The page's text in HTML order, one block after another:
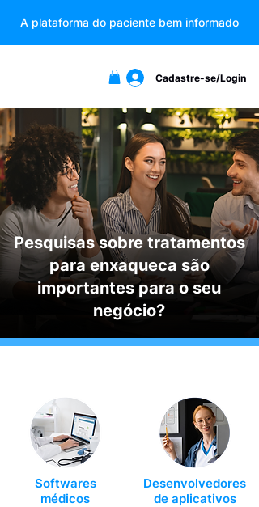
A plataforma do paciente bem informado
Cadastre-se/Login
Pesquisas sobre tratamentos
para enxaqueca são
importantes para o seu
negócio?
Softwares
médicos
Desenvolvedores
de aplicativos